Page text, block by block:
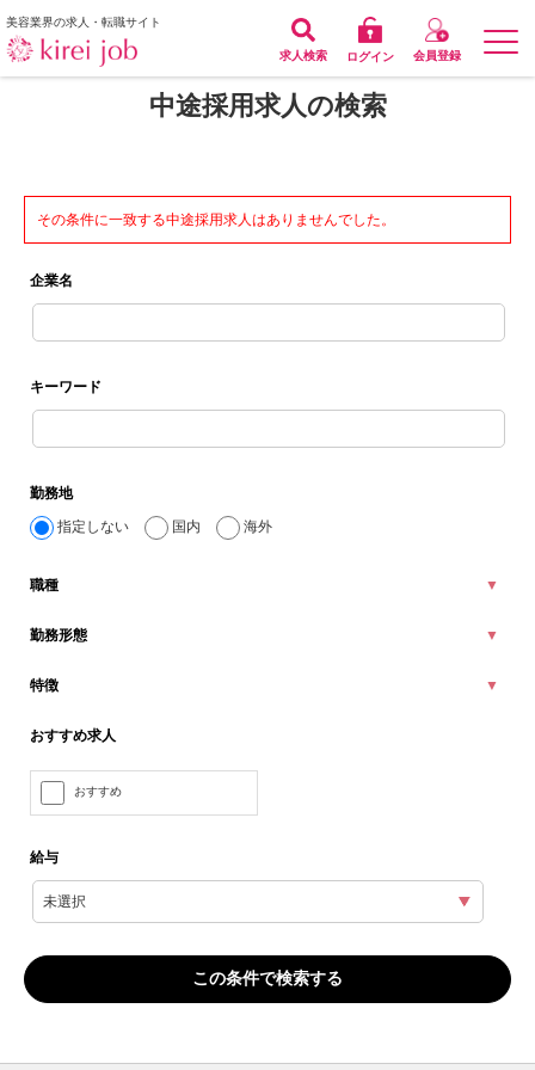
美容業界の求人・転職サイト
求人検索 ログイン 会員登録
中途採用求人の検索
その条件に一致する中途採用求人はありませんでした。
企業名
キーワード
勤務地
指定しない
国内 海外
職種
勤務形態
特徴
おすすめ求人
おすすめ
給与